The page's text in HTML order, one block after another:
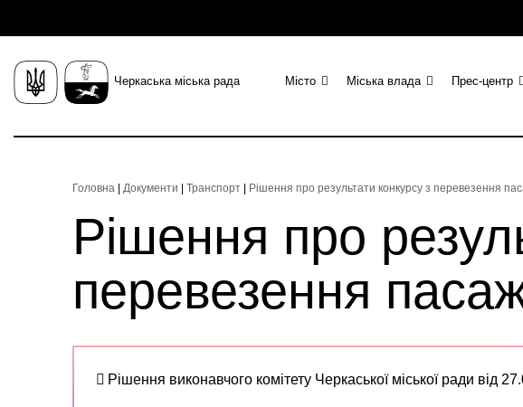
Черкаська міська рада Місто Міська влада Прес-центр
Головна Документи Транспорт Рішення про результати конкурсу з перевезення
Рішення про
перевезення
Рішення виконавчого комітету Черкаської міської ради від